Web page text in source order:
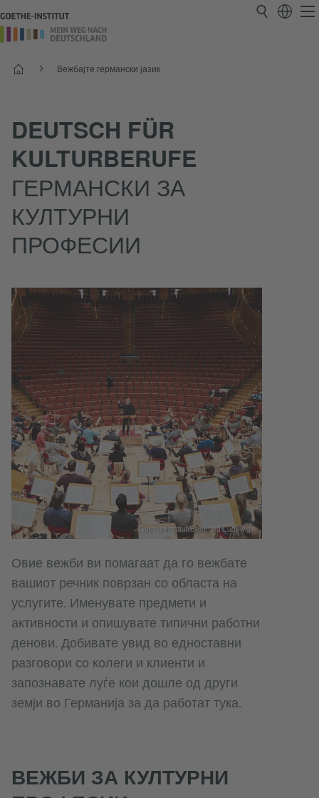
Почеток Вежбајте германски јазик
DEUTSCH FÜR
KULTURBERUFE
ГЕРМАНСКИ ЗА
КУЛТУРНИ
ПРОФЕСИИ
Goethe-Institut/Bernhard Ludewig
Овие вежби ви помагаат да го вежбате
вашиот речник поврзан со областа на
услугите. Именувате предмети и
активности и опишувате типични работни
денови. Добивате увид во едноставни
разговори со колеги и клиенти и
запознавате луѓе кои дошле од други
земји во Германија за да работат тука.
ВЕЖБИ ЗА КУЛТУРНИ